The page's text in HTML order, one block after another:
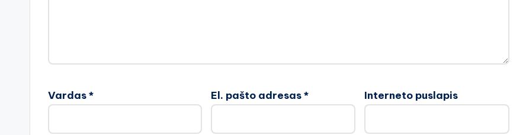
Vardas* El. pašto adresas* Interneto puslapis